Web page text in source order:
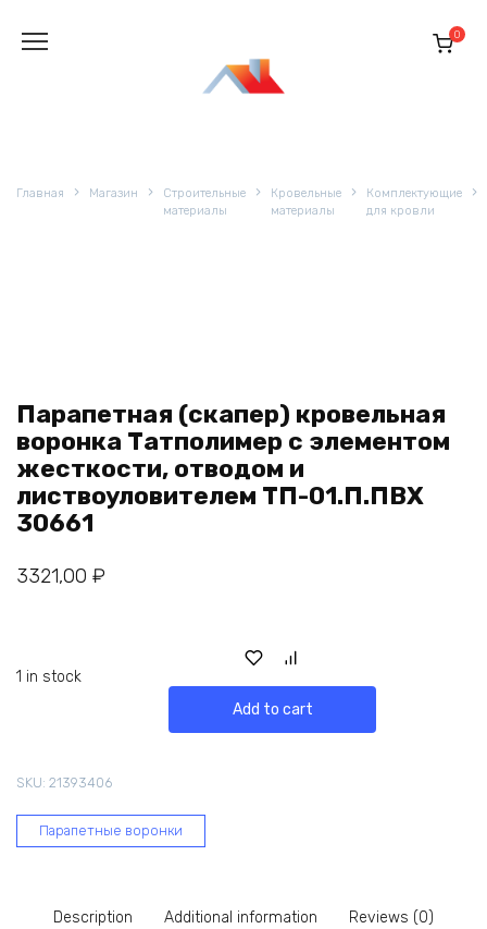
содержанию
0
Главная Магазин
Строительные
материалы
Кровельные
материалы
Комплектующие
для кровли
Парапетная (скапер) кровельная
воронка Татполимер с элементом
жесткости, отводом и
листвоуловителем ТП-01.П.ПВХ
30661
3321,00 ₽
1 in stock
Add to cart
SKU: 21393406
Парапетные воронки
Description Additional information Reviews (0)